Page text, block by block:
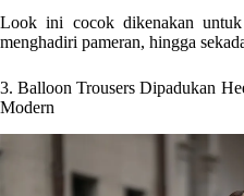
Look ini cocok dikenakan untuk
menghadiri pameran, hingga
3. Balloon Trousers Dipadukan
Modern